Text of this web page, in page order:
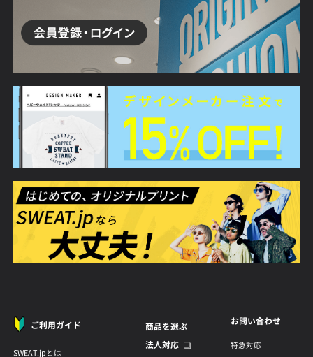
ご利用ガイド
SWEAT.jpとは
商品を選ぶ
法人対応
お問い合わせ
特急対応